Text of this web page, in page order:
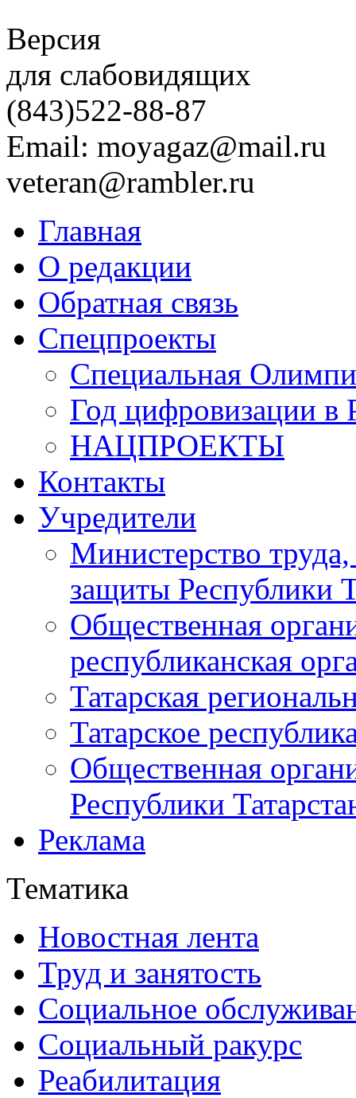
Версия
для слабовидящих
(843)522-88-87
Email: moyagaz@mail.ru
veteran@rambler.ru
Главная
О редакции
Обратная связь
Спецпроекты
Специальная
Год цифровизации в
НАЦПРОЕКТЫ
Контакты
Учредители
Министерство
защиты Республики
Общественная
республиканская
Татарская
Татарское
Общественная
Республики
Реклама
Тематика
Новостная лента
Труд и занятость
Социальное
Социальный ракурс
Реабилитация